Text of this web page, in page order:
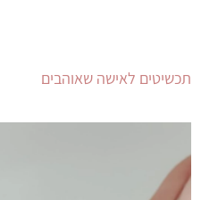
תכשיטים לאישה שאוהבים